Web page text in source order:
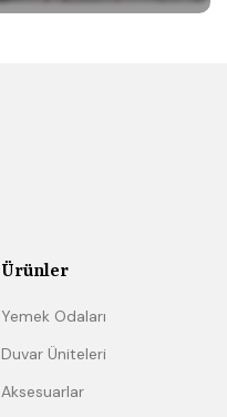
Ürünler
Yemek Odaları
Duvar Üniteleri
Aksesuarlar